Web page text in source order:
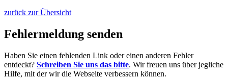
zurück zur Übersicht
Fehlermeldung senden
Haben Sie einen fehlenden Link oder einen anderen Fehler
entdeckt? Schreiben Sie uns das bitte. Wir freuen uns über jegliche
Hilfe, mit der wir die Webseite verbessern können.